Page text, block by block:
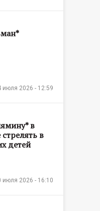
июля 2026 - 12:59
в
в
детей
июля 2026 - 16:10